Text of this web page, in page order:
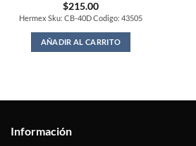
$215.00
Hermex Sku: CB-40D Codigo: 43505
AÑADIR AL CARRITO
Información